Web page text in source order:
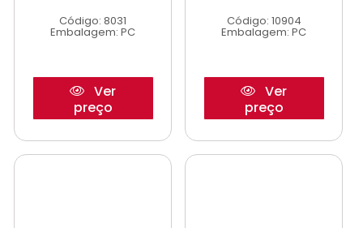
Código: 8031
Embalagem: PC
Ver
preço
Código: 10904
Embalagem: PC
Ver
preço